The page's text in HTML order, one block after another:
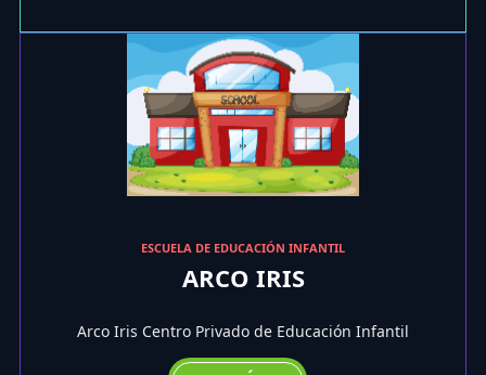
ESCUELA DE EDUCACIÓN INFANTIL
ARCO IRIS
Arco Iris Centro Privado de Educación Infantil